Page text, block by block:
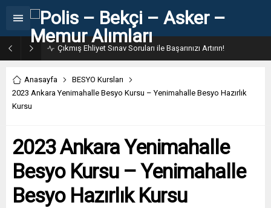
Anasayfa
BESYO Kursları
2023 Ankara Yenimahalle Besyo Kursu – Yenimahalle Besyo Hazırlık
Kursu
2023 Ankara Yenimahalle
Besyo Kursu – Yenimahalle
Besyo Hazırlık Kursu